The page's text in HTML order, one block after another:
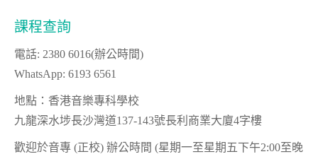
課程查詢
電話: 2380 6016(辦公時間)
WhatsApp: 6193 6561
地點：香港音樂專科學校
九龍深水埗長沙灣道137-143號長利商業大廈4字樓
歡迎於音專 (正校) 辦公時間 (星期一至星期五下午2:00至晚